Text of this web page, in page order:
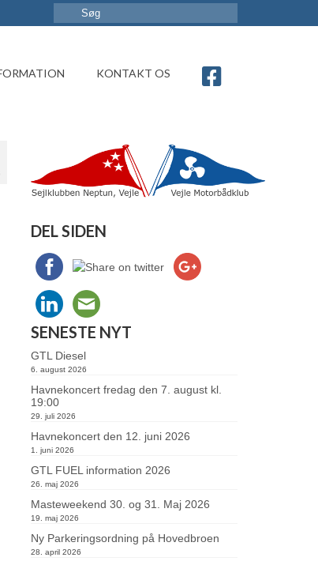
KONTAKT OS
DEL SIDEN
SENESTE NYT
GTL Diesel
6. august 2026
Havnekoncert fredag den 7. august kl.
19:00
29. juli 2026
Havnekoncert den 12. juni 2026
1. juni 2026
GTL FUEL information 2026
26. maj 2026
Masteweekend 30. og 31. Maj 2026
19. maj 2026
Ny Parkeringsordning på Hovedbroen
28. april 2026